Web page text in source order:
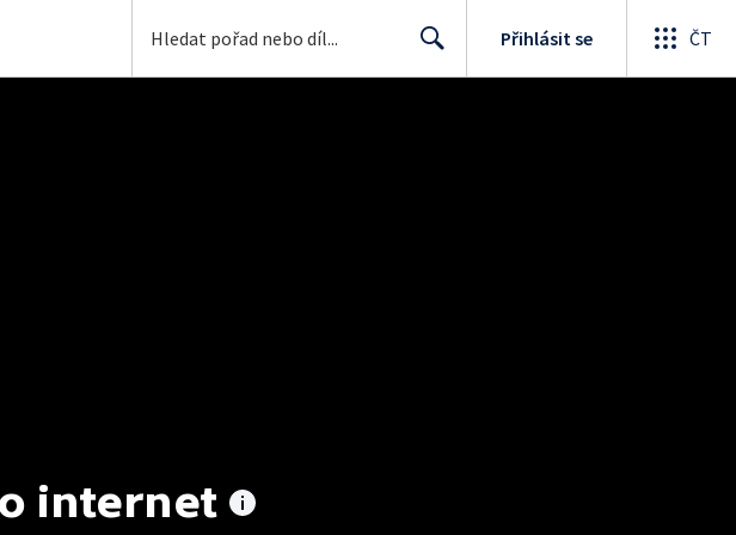
Přihlásit se ČT
internet